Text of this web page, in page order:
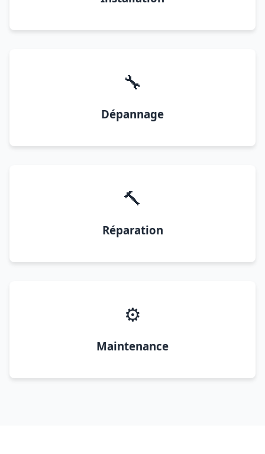
🔧
Dépannage
🔨
Réparation
⚙️
Maintenance